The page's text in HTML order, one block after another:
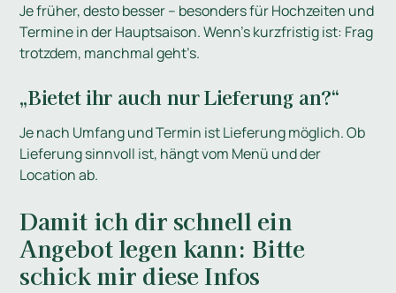
Je früher, desto besser – besonders für Hochzeiten und
Termine in der Hauptsaison. Wenn’s kurzfristig ist: Frag
trotzdem, manchmal geht’s.
„Bietet ihr auch nur Lieferung an?“
Je nach Umfang und Termin ist Lieferung möglich. Ob
Lieferung sinnvoll ist, hängt vom Menü und der
Location ab.
Damit ich dir schnell ein
Angebot legen kann: Bitte
schick mir diese Infos